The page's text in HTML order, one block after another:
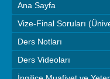
Ana Sayfa
Vize-Final Soruları
Ders Notları
Ders Videoları